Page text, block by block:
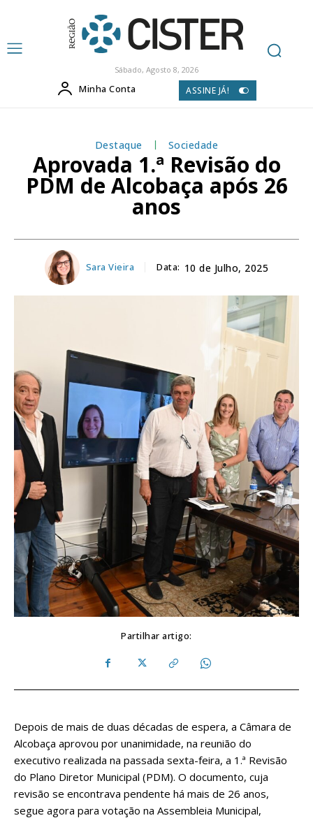
Sábado, Agosto 8, 2026
Minha Conta ASSINE JÁ!
Destaque Sociedade
Aprovada 1.ª Revisão do
PDM de Alcobaça após 26
anos
Sara Vieira Data: 10 de Julho, 2025
Partilhar artigo:
Depois de mais de duas décadas de espera, a Câmara de
Alcobaça aprovou por unanimidade, na reunião do
executivo realizada na passada sexta-feira, a 1.ª Revisão
do Plano Diretor Municipal (PDM). O documento, cuja
revisão se encontrava pendente há mais de 26 anos,
segue agora para votação na Assembleia Municipal,